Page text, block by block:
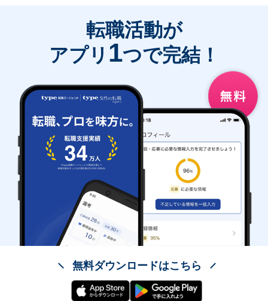
転職活動が
アプリ 1つで完結！
無料ダウンロードはこちら